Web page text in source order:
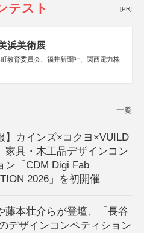
テスト [PR]
浜美術展
教育委員会、福井新聞社、関西電力株
一覧
】カインズ×コクヨ×VUILD
家具・木工品デザインコン
ン「CDM Digi Fab
2026」を初開催
藤本壮介らが登壇、「長谷
デザインコンペティション